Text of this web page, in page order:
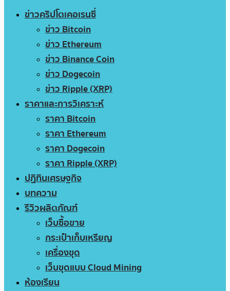
ข่าวคริปโตเคอเรนซี่
ข่าว Bitcoin
ข่าว Ethereum
ข่าว Binance Coin
ข่าว Dogecoin
ข่าว Ripple (XRP)
ราคาและการวิเคราะห์
ราคา Bitcoin
ราคา Ethereum
ราคา Dogecoin
ราคา Ripple (XRP)
ปฏิทินเศรษฐกิจ
บทความ
รีวิวผลิตภัณฑ์
เว็บซื้อขาย
กระเป๋าเก็บเหรียญ
เครื่องขุด
เว็บขุดแบบ Cloud Mining
ห้องเรียน